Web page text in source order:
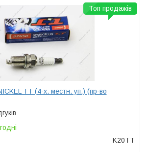
TT (4-х. местн. уп.) (пр-во
K20TT
Топ продажів